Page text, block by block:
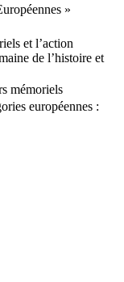
»
et l’action
de l’histoire et
mémoriels
européennes :